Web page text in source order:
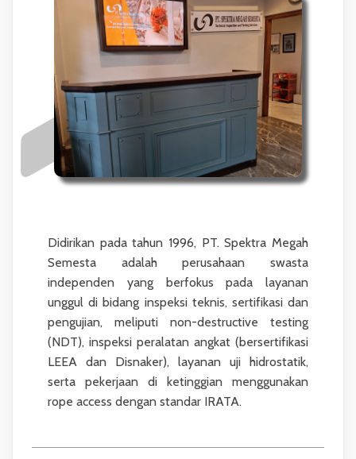
Didirikan pada tahun 1996, PT. Spektra Megah
Semesta adalah perusahaan swasta
independen yang berfokus pada layanan
unggul di bidang inspeksi teknis, sertifikasi dan
pengujian, meliputi non-destructive testing
(NDT), inspeksi peralatan angkat (bersertifikasi
LEEA dan Disnaker), layanan uji hidrostatik,
serta pekerjaan di ketinggian menggunakan
rope access dengan standar IRATA.